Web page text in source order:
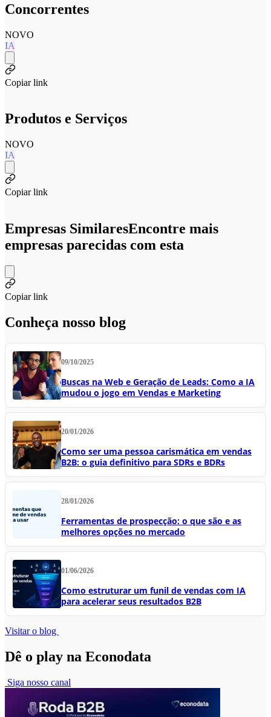
Concorrentes
NOVO
IA
Copiar link
Produtos e Serviços
NOVO
IA
Copiar link
Empresas SimilaresEncontre mais
empresas parecidas com esta
Copiar link
Conheça nosso blog
09/10/2025
Buscas na Web e Geração de Leads: Como a IA
mudou o jogo em Vendas e Marketing
20/01/2026
Como ser uma pessoa carismática em vendas
B2B: o guia definitivo para SDRs e BDRs
28/01/2026
Ferramentas de prospecção: o que são e as
melhores opções no mercado
01/06/2026
Como estruturar um funil de vendas com IA
para acelerar seus resultados B2B
Visitar o blog
Dê o play na Econodata
Siga nosso canal